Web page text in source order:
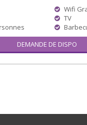
Wifi
TV
DEMANDE DE DISPO